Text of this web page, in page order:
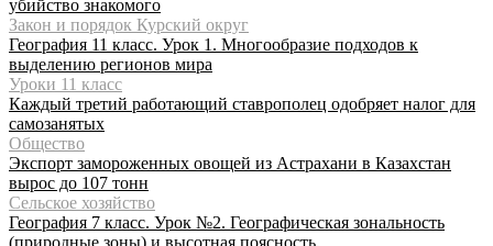
убийство знакомого
Закон и порядок Курский округ
География 11 класс. Урок 1. Многообразие подходов к
выделению регионов мира
Уроки 11 класс
Каждый третий работающий ставрополец одобряет налог для
самозанятых
Общество
Экспорт замороженных овощей из Астрахани в Казахстан
вырос до 107 тонн
Сельское хозяйство
География 7 класс. Урок №2. Географическая зональность
(природные зоны) и высотная поясность.